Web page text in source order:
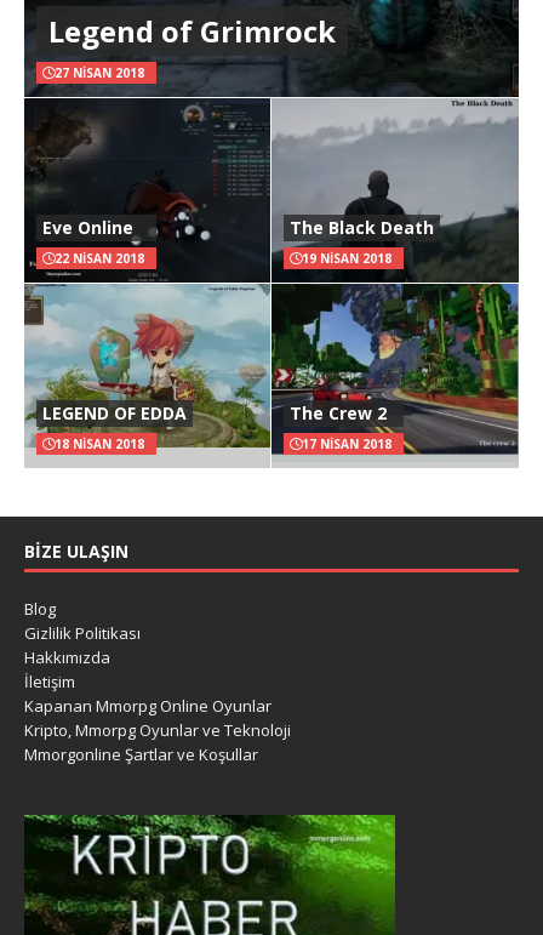
Legend of Grimrock
27 NISAN 2018
Eve Online
22 NISAN 2018
The Black Death
19 NISAN 2018
LEGEND OF EDDA
18 NISAN 2018
The Crew 2
17 NISAN 2018
BIZE ULAŞIN
Blog
Gizlilik Politikası
Hakkımızda
İletişim
Kapanan Mmorpg Online Oyunlar
Kripto, Mmorpg Oyunlar ve Teknoloji
Mmorgonline Şartlar ve Koşullar